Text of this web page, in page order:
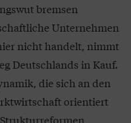
bremsen
Unternehmen
nicht handelt, nimmt
Deutschlands in Kauf.
die sich an den
orientiert